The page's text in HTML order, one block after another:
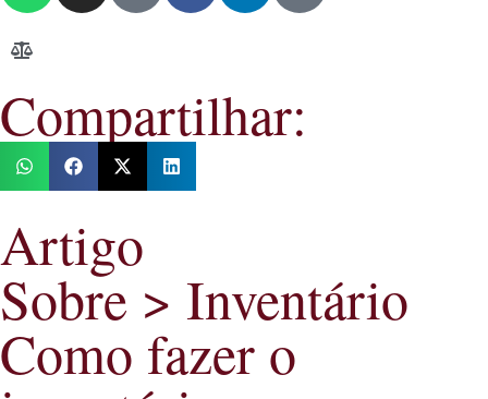
Compartilhar:
Artigo
Sobre > Inventário
Como fazer o